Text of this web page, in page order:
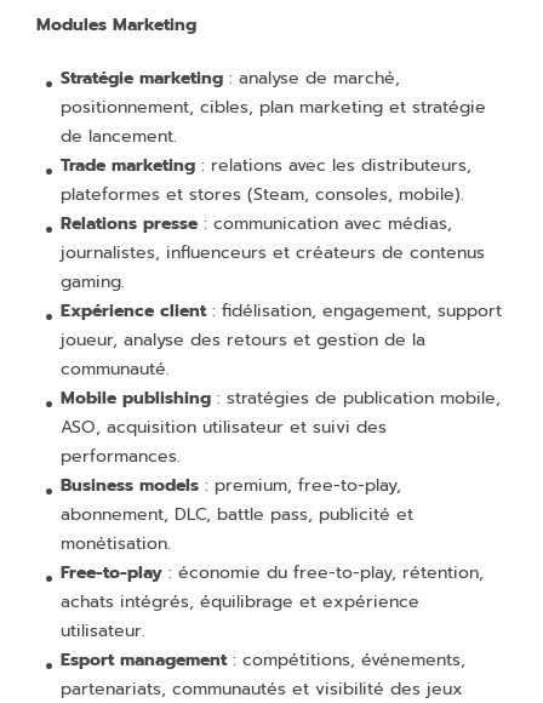
Modules Marketing
Stratégie marketing : analyse de marché,
positionnement, cibles, plan marketing et stratégie
de lancement.
Trade marketing : relations avec les distributeurs,
plateformes et stores (Steam, consoles, mobile).
Relations presse : communication avec médias,
journalistes, influenceurs et créateurs de contenus
gaming.
Expérience client: fidélisation, engagement, support
joueur, analyse des retours et gestion de la
communauté.
Mobile publishing : stratégies de publication mobile,
ASO, acquisition utilisateur et suivi des
performances.
Business models : premium, free-to-play,
abonnement, DLC, battle pass, publicité et
monétisation.
Free-to-play : économie du free-to-play, rétention,
achats intégrés, équilibrage et expérience
utilisateur.
Esport management: compétitions, événements,
partenariats, communautés et visibilité des jeux